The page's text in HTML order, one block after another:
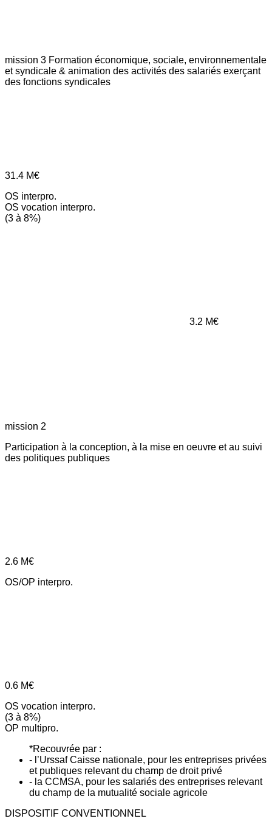
mission 3 Formation économique, sociale, environnementale
et syndicale & animation des activités des salariés exerçant
des fonctions syndicales
31.4 M€
OS interpro.
OS vocation interpro.
(3 à 8%)
3.2 M€
mission 2
Participation à la conception, à la mise en oeuvre et au suivi
des politiques publiques
2.6 M€
OS/OP interpro.
0.6 M€
OS vocation interpro.
(3 à 8%)
OP multipro.
*Recouvrée par :
- l’Urssaf Caisse nationale, pour les entreprises privées
et publiques relevant du champ de droit privé
- la CCMSA, pour les salariés des entreprises relevant
du champ de la mutualité sociale agricole
DISPOSITIF CONVENTIONNEL